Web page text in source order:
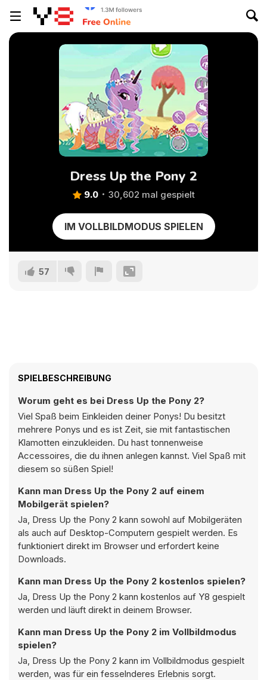
Dress Up the Pony 2
9.0 30,602 mal gespielt
IM VOLLBILDMODUS SPIELEN
57
SPIELBESCHREIBUNG
Worum geht es bei Dress Up the Pony 2?
Viel Spaß beim Einkleiden deiner Ponys! Du besitzt
mehrere Ponys und es ist Zeit, sie mit fantastischen
Klamotten einzukleiden. Du hast tonnenweise
Accessoires, die du ihnen anlegen kannst. Viel Spaß mit
diesem so süßen Spiel!
Kann man Dress Up the Pony 2 auf einem
Mobilgerät spielen?
Ja, Dress Up the Pony 2 kann sowohl auf Mobilgeräten
als auch auf Desktop-Computern gespielt werden. Es
funktioniert direkt im Browser und erfordert keine
Downloads.
Kann man Dress Up the Pony 2 kostenlos spielen?
Ja, Dress Up the Pony 2 kann kostenlos auf Y8 gespielt
werden und läuft direkt in deinem Browser.
Kann man Dress Up the Pony 2 im Vollbildmodus
spielen?
Ja, Dress Up the Pony 2 kann im Vollbildmodus gespielt
werden, was für ein fesselnderes Erlebnis sorgt.